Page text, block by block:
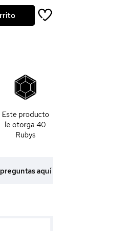
Este producto
le otorga40
Rubys
aquí